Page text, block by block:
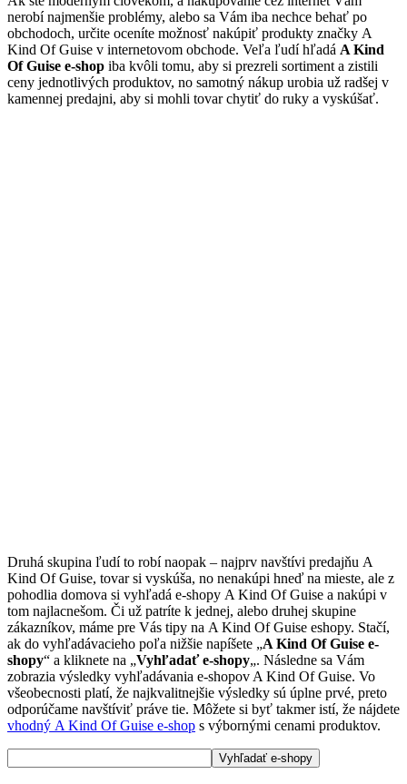
nerobí najmenšie problémy, alebo sa Vám iba nechce behať po
obchodoch, určite oceníte možnosť nakúpiť produkty značky A
Kind Of Guise v internetovom obchode. Veľa ľudí hľadá A Kind
Of Guise e-shop iba kvôli tomu, aby si prezreli sortiment a zistili
ceny jednotlivých produktov, no samotný nákup urobia už radšej v
kamennej predajni, aby si mohli tovar chytiť do ruky a vyskúšať.
Druhá skupina ľudí to robí naopak – najprv navštívi predajňu A
Kind Of Guise, tovar si vyskúša, no nenakúpi hneď na mieste, ale z
pohodlia domova si vyhľadá e-shopy A Kind Of Guise a nakúpi v
tom najlacnešom. Či už patríte k jednej, alebo druhej skupine
zákazníkov, máme pre Vás tipy na A Kind Of Guise eshopy. Stačí,
ak do vyhľadávacieho poľa nižšie napíšete „A Kind Of Guise e-
shopy“ a kliknete na „Vyhľadať e-shopy„. Následne sa Vám
zobrazia výsledky vyhľadávania e-shopov A Kind Of Guise. Vo
všeobecnosti platí, že najkvalitnejšie výsledky sú úplne prvé, preto
odporúčame navštíviť práve tie. Môžete si byť takmer istí, že nájdete
vhodný A Kind Of Guise e-shop s výbornými cenami produktov.